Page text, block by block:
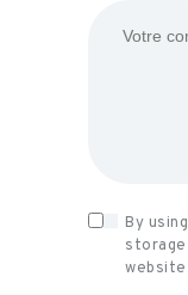
By
storage